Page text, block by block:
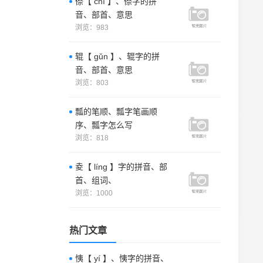
音、部首、意思
浏览：983
辊【 gǔn 】、辊字的拼
音、部首、意思
浏览：803
瓢的笔顺、瓢字笔画顺
序、瓢字怎么写
浏览：818
夌【 líng 】字的拼音、部
首、组词、
浏览：1000
热门文章
恞【 yí 】、恞字的拼音、